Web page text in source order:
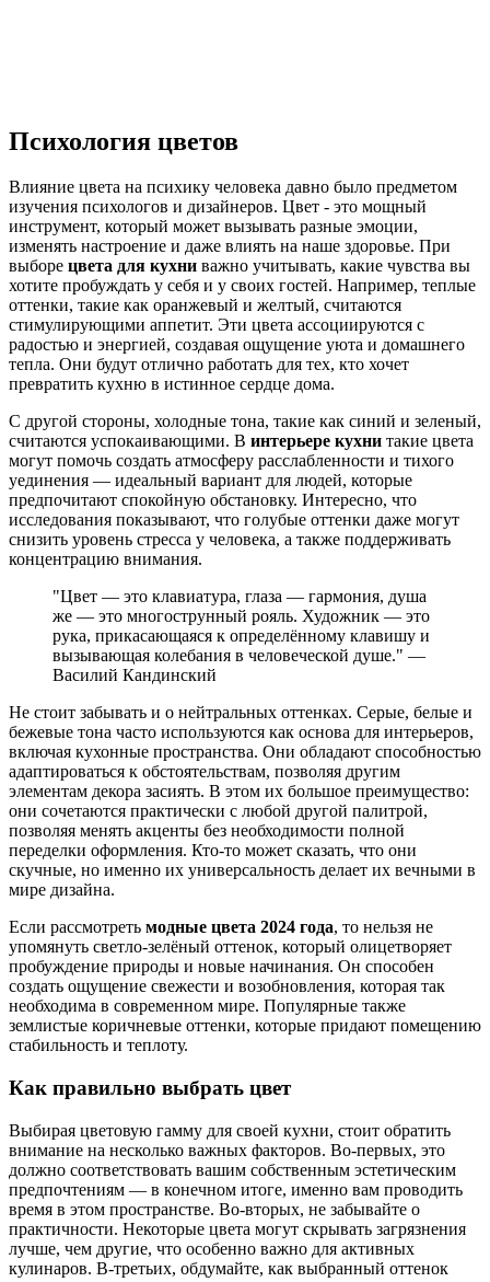
Психология цветов
Влияние цвета на психику человека давно было предметом
изучения психологов и дизайнеров. Цвет - это мощный
инструмент, который может вызывать разные эмоции,
изменять настроение и даже влиять на наше здоровье. При
выборе цвета для кухни важно учитывать, какие чувства вы
хотите пробуждать у себя и у своих гостей. Например, теплые
оттенки, такие как оранжевый и желтый, считаются
стимулирующими аппетит. Эти цвета ассоциируются с
радостью и энергией, создавая ощущение уюта и домашнего
тепла. Они будут отлично работать для тех, кто хочет
превратить кухню в истинное сердце дома.
С другой стороны, холодные тона, такие как синий и зеленый,
считаются успокаивающими. В интерьере кухни такие цвета
могут помочь создать атмосферу расслабленности и тихого
уединения — идеальный вариант для людей, которые
предпочитают спокойную обстановку. Интересно, что
исследования показывают, что голубые оттенки даже могут
снизить уровень стресса у человека, а также поддерживать
концентрацию внимания.
"Цвет — это клавиатура, глаза — гармония, душа
же — это многострунный рояль. Художник — это
рука, прикасающаяся к определённому клавишу и
вызывающая колебания в человеческой душе." —
Василий Кандинский
Не стоит забывать и о нейтральных оттенках. Серые, белые и
бежевые тона часто используются как основа для интерьеров,
включая кухонные пространства. Они обладают способностью
адаптироваться к обстоятельствам, позволяя другим
элементам декора засиять. В этом их большое преимущество:
они сочетаются практически с любой другой палитрой,
позволяя менять акценты без необходимости полной
переделки оформления. Кто-то может сказать, что они
скучные, но именно их универсальность делает их вечными в
мире дизайна.
Если рассмотреть модные цвета 2024 года, то нельзя не
упомянуть светло-зелёный оттенок, который олицетворяет
пробуждение природы и новые начинания. Он способен
создать ощущение свежести и возобновления, которая так
необходима в современном мире. Популярные также
землистые коричневые оттенки, которые придают помещению
стабильность и теплоту.
Как правильно выбрать цвет
Выбирая цветовую гамму для своей кухни, стоит обратить
внимание на несколько важных факторов. Во-первых, это
должно соответствовать вашим собственным эстетическим
предпочтениям — в конечном итоге, именно вам проводить
время в этом пространстве. Во-вторых, не забывайте о
практичности. Некоторые цвета могут скрывать загрязнения
лучше, чем другие, что особенно важно для активных
кулинаров. В-третьих, обдумайте, как выбранный оттенок